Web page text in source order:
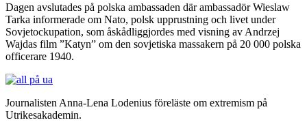
Dagen avslutades på polska ambassaden där ambassadör Wieslaw
Tarka informerade om Nato, polsk upprustning och livet under
Sovjetockupation, som åskådliggjordes med visning av Andrzej
Wajdas film ”Katyn” om den sovjetiska massakern på 20 000 polska
officerare 1940.
Journalisten Anna-Lena Lodenius föreläste om extremism på
Utrikesakademin.